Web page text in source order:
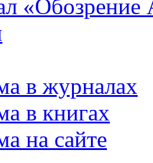
«Обозрение
в журналах
в книгах
на сайте